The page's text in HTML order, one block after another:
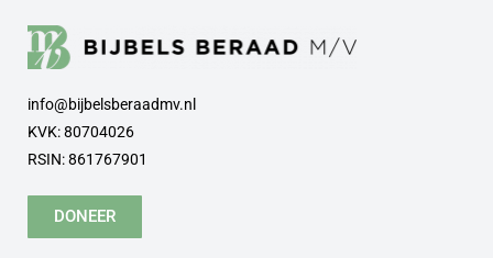
info@bijbelsberaadmv.nl
KVK: 80704026
RSIN: 861767901
DONEER